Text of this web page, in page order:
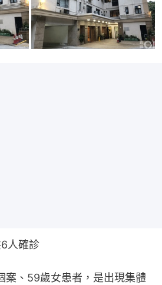
人確診
案、59歲女患者，是出現集體